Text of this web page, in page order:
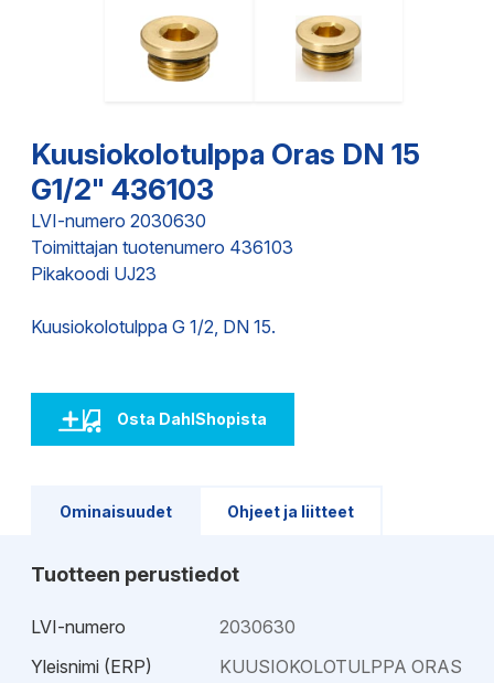
Kuusiokolotulppa Oras DN 15
G1/2" 436103
LVI-numero 2030630
Toimittajan tuotenumero 436103
Pikakoodi UJ23
Kuusiokolotulppa G 1/2, DN 15.
Osta DahlShopista
Ominaisuudet Ohjeet ja liitteet
Tuotteen perustiedot
LVI-numero
2030630
Yleisnimi (ERP)
KUUSIOKOLOTULPPA ORAS